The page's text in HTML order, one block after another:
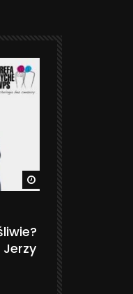
Watch Later